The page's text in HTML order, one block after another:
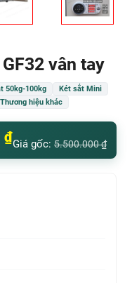
vân tay
50kg-100kg
Két sắt Mini
Thương hiệu khác
₫Giá gốc: 5.500.000₫